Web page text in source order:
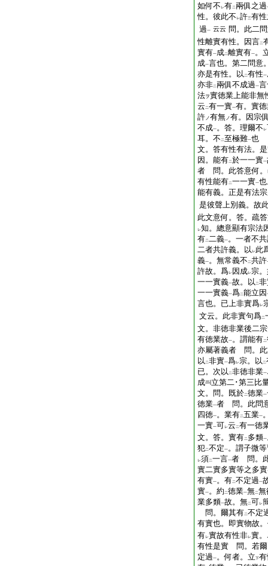
如何不 レ有二兩俱之過
性。彼此不 レ許三有
過一 云云 問。此二
性離實有性。因言二
實有一成二離實有一。
成一言也。第二問意
亦是有性。以 二有性一
亦非二兩俱不成過一
法ヲ實徳業上能非無
云 二有一實一有。實
許ノ有無ノ有。因宗
不成一。答。理爾不 レ
耳。不 二至極難一也
文。答有性有法。
因。能有二於一一實一
者 問。此答意何。
有性能有二一一實一
能有義。正是有法
是彼聲上別義。故
此文意何。答。疏
レ知。總意顯有宗法
有二二義一。一者不
二者共許義。以 レ此
義一。無常義不 二共許
許故。爲レ 因成レ宗
一一實義一故。以 二
一一實義一爲二能立因
言也。已上非實爲レ
文云。此非實句爲二
文。非徳非業後二
有徳業故一。謂能有二
亦屬著義者 問。此
以 二非實一爲レ宗。以 二
已。次以 二非徳非業一
成
立第二･第三比
文。問。既於二徳業一
徳業一者 問。此問
四徳一。業有二五業一
一實一可レ云 二有一徳
文。答。實有二 多類一
犯二不定一。謂子微
レ須二一言一者 問。
實二實多實等之多實
有實一。有二不定過一
實一。約 二徳業一無二無
業多類一故。無二可レ
問。爾其有二不定
有實也。即實物故
有レ實故有性非レ實
有性是實 問。若爾
定過一。何者。立下